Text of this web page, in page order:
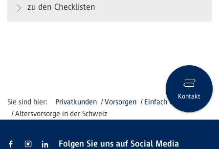
zu den Checklisten
Privatkunden Vorsorgen
Einfach vorsorgen
Altersvorsorge in der Schweiz
Kontakt
Folgen Sie uns auf Social Media